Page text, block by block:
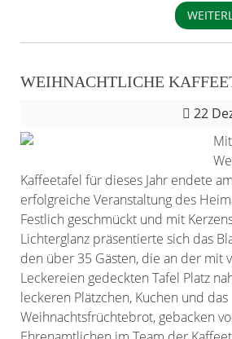
WEIHNACHTLICHE
22
Kaffeetafel für dieses Jahr endete
erfolgreiche Veranstaltung des
Festlich geschmückt und mit
Lichterglanz präsentierte sich das
den über 35 Gästen, die an der mit
Leckereien gedeckten Tafel Platz
leckeren Plätzchen, Kuchen und das
Weihnachtsfrüchtebrot, gebacken